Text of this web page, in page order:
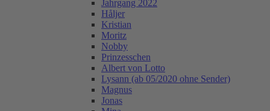
Jahrgang 2022
Håljer
Kristian
Moritz
Nobby
Prinzesschen
Albert von Lotto
Lysann (ab 05/2020 ohne Sender)
Magnus
Jonas